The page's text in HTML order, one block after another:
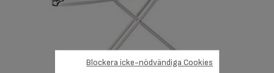
Blockera icke-nödvändiga Cookies